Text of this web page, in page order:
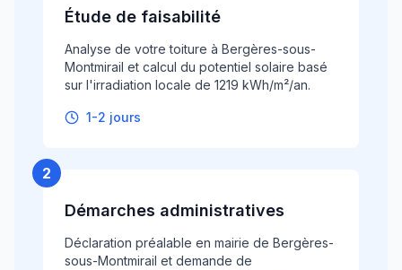
Étude de faisabilité
Analyse de votre toiture à Bergères-sous-
Montmirail et calcul du potentiel solaire basé
sur l'irradiation locale de 1219 kWh/m²/an.
1-2 jours
2
Démarches administratives
Déclaration préalable en mairie de Bergères-
sous-Montmirail et demande de